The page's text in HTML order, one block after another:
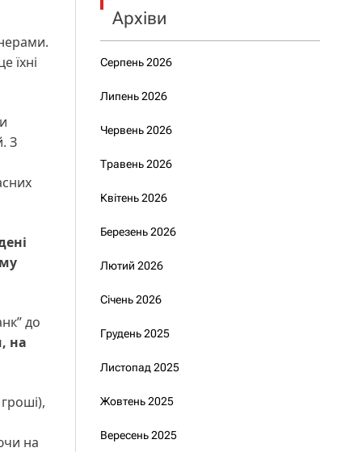
їхні
З
до
на
на
Архіви
Серпень 2026
Липень 2026
Червень 2026
Травень 2026
Квітень 2026
Березень 2026
Лютий 2026
Січень 2026
Грудень 2025
Листопад 2025
Жовтень 2025
Вересень 2025